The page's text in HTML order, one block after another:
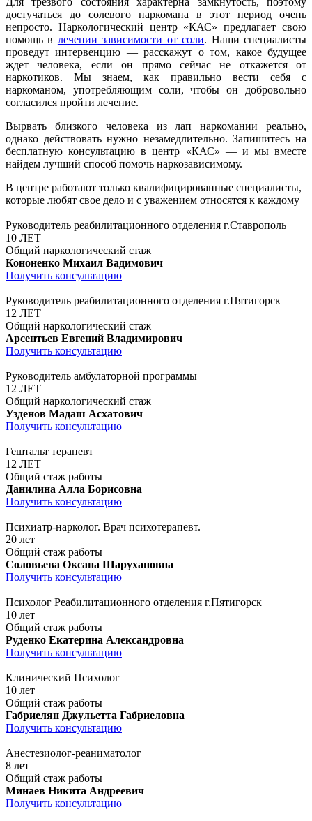
достучаться до солевого наркомана в этот период очень
непросто. Наркологический центр «КАС» предлагает свою
помощь в лечении зависимости от соли. Наши специалисты
проведут интервенцию — расскажут о том, какое будущее
ждет человека, если он прямо сейчас не откажется от
наркотиков. Мы знаем, как правильно вести себя с
наркоманом, употребляющим соли, чтобы он добровольно
согласился пройти лечение.
Вырвать близкого человека из лап наркомании реально,
однако действовать нужно незамедлительно. Запишитесь на
бесплатную консультацию в центр «КАС» — и мы вместе
найдем лучший способ помочь наркозависимому.
В центре работают только квалифицированные специалисты,
которые любят свое дело и с уважением относятся к каждому
Руководитель реабилитационного отделения г.Ставрополь
10 ЛЕТ
Общий наркологический стаж
Кононенко Михаил Вадимович
Получить консультацию
Руководитель реабилитационного отделения г.Пятигорск
12 ЛЕТ
Общий наркологический стаж
Арсентьев Евгений Владимирович
Получить консультацию
Руководитель амбулаторной программы
12 ЛЕТ
Общий наркологический стаж
Узденов Мадаш Асхатович
Получить консультацию
Гештальт терапевт
12 ЛЕТ
Общий стаж работы
Данилина Алла Борисовна
Получить консультацию
Психиатр-нарколог. Врач психотерапевт.
20 лет
Общий стаж работы
Соловьева Оксана Шарухановна
Получить консультацию
Психолог Реабилитационного отделения г.Пятигорск
10 лет
Общий стаж работы
Руденко Екатерина Александровна
Получить консультацию
Клинический Психолог
10 лет
Общий стаж работы
Габриелян Джульетта Габриеловна
Получить консультацию
Анестезиолог-реаниматолог
8 лет
Общий стаж работы
Минаев Никита Андреевич
Получить консультацию